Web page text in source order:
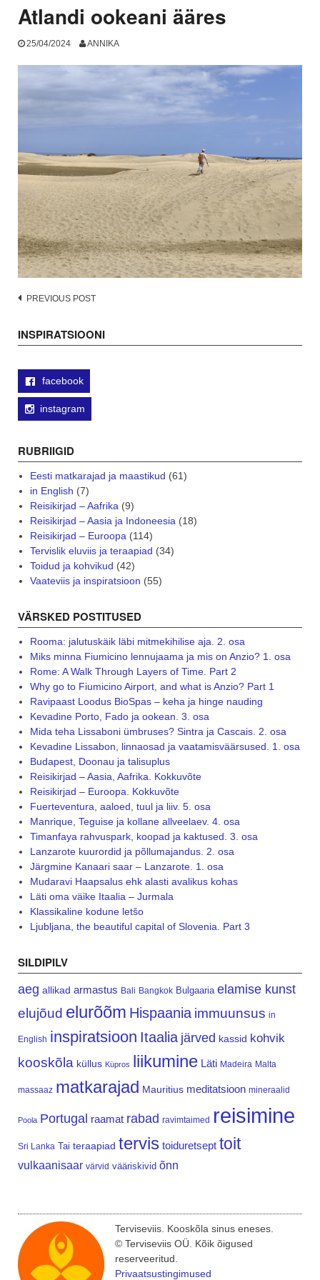
Atlandi ookeani ääres
25/04/2024 ANNIKA
Post
PREVIOUS POST
INSPIRATSIOONI
facebook
instagram
RUBRIIGID
Eesti matkarajad ja maastikud (61)
in English (7)
Reisikirjad – Aafrika(9)
Reisikirjad – Aasia ja Indoneesia(18)
Reisikirjad – Euroopa(114)
Tervislik eluviis ja teraapiad (34)
Toidud ja kohvikud (42)
Vaateviis ja inspiratsioon (55)
VÄRSKED POSTITUSED
Rooma: jalutuskäik läbi mitmekihilise aja. 2. osa
Miks minna Fiumicino lennujaama ja mis on Anzio? 1. osa
Rome: A Walk Through Layers of Time. Part 2
Why go to Fiumicino Airport, and what is Anzio? Part 1
Ravipaast Loodus BioSpas – keha ja hinge nauding
Kevadine Porto, Fado ja ookean. 3. osa
Mida teha Lissaboni ümbruses? Sintra ja Cascais. 2. osa
Kevadine Lissabon, linnaosad ja vaatamisväärsused. 1. osa
Budapest, Doonau ja talisuplus
Reisikirjad – Aasia, Aafrika. Kokkuvõte
Reisikirjad – Euroopa. Kokkuvõte
Fuerteventura, aaloed, tuul ja liiv. 5. osa
Manrique, Teguise ja kollane allveelaev. 4. osa
Timanfaya rahvuspark, koopad ja kaktused. 3. osa
Lanzarote kuurordid ja põllumajandus. 2. osa
Järgmine Kanaari saar – Lanzarote. 1. osa
Mudaravi Haapsalus ehk alasti avalikus kohas
Läti oma väike Itaalia – Jurmala
Klassikaline kodune letšo
Ljubljana, the beautiful capital of Slovenia. Part 3
SILDIPILV
aeg allikad armastus Bali Bangkok Bulgaaria elamise kunst
elujõud elurõõm Hispaania immuunsus in
English inspiratsioon Itaalia järved kassid kohvik
kooskõla küllus Küpros liikumine Läti Madeira Malta
massaaz matkarajad Mauritius meditatsioon mineraalid
Poola Portugal raamat rabad ravimtaimed reisimine
Sri Lanka Tai teraapiad tervis toiduretsept toit
vulkaanisaar värvid vääriskivid õnn
Terviseviis. Kooskõla sinus eneses.
© Terviseviis OÜ. Kõik õigused
reserveeritud.
Privaatsustingimused